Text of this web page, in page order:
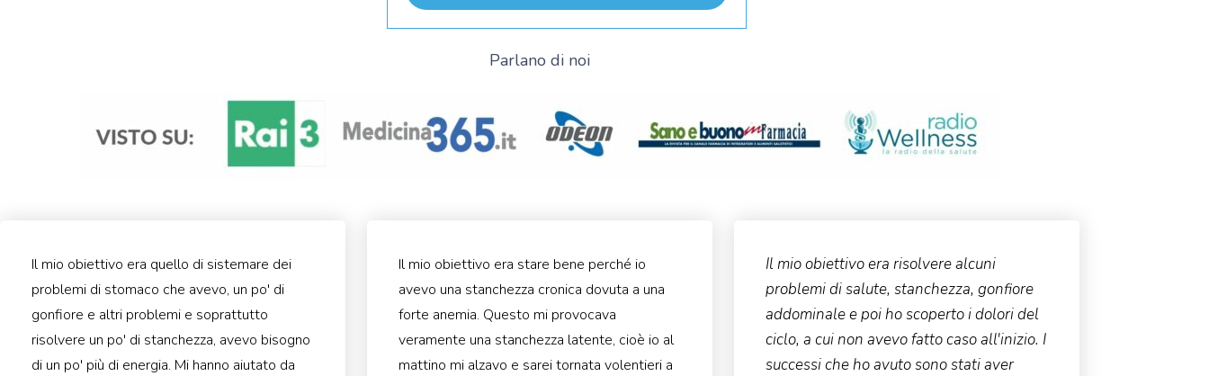
Parlano di noi
Il mio obiettivo era quello di sistemare dei
problemi di stomaco che avevo, un po' di
gonfiore e altri problemi e soprattutto
risolvere un po' di stanchezza, avevo bisogno
di un po' più di energia. Mi hanno aiutato da
Il mio obiettivo era stare bene perché io
avevo una stanchezza cronica dovuta a una
forte anemia. Questo mi provocava
veramente una stanchezza latente, cioè io al
mattino mi alzavo e sarei tornata volentieri a
Il mio obiettivo era risolvere alcuni
problemi di salute, stanchezza, gonfiore
addominale e poi ho scoperto i dolori del
ciclo, a cui non avevo fatto caso all'inizio. I
successi che ho avuto sono stati aver